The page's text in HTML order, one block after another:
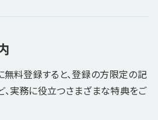
無料登録すると、登録の方限定の記
実務に役立つさまざまな特典をご